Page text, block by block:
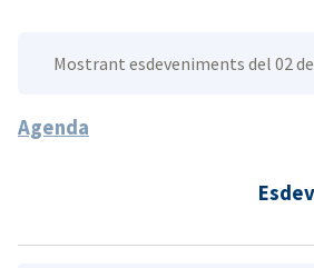
Mostrant esdeveniments del 02
Agenda